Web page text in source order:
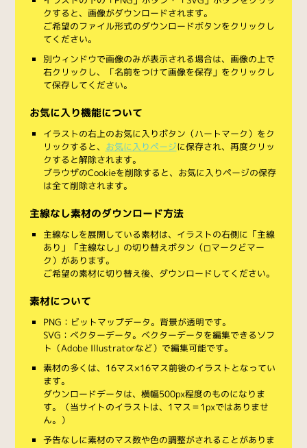
クすると、画像がダウンロードされます。
ご希望のファイル形式のダウンロードボタンをクリックし
てください。
別ウィンドウで画像のみが表示される場合は、画像の上で
右クリックし、「名前をつけて画像を保存」をクリックし
て保存してください。
お気に入り機能について
イラストの右上のお気に入りボタン（ハートマーク）をク
リックすると、 お気に入りページに保存され、再度クリッ
クすると解除されます。
ブラウザのCookieを削除すると、お気に入りページの保存
は全て削除されます。
主線なし素材のダウンロード方法
主線なしを展開している素材は、イラストの右側に「主線
あり」「主線なし」の切り替えボタン（◻︎マークと◼︎マー
ク）があります。
ご希望の素材に切り替え後、ダウンロードしてください。
素材について
PNG：ビットマップデータ。背景が透明です。
SVG：ベクターデータ。ベクターデータを編集できるソフ
ト（Adobe Illustratorなど）で編集可能です。
素材の多くは、16マス×16マス前後のイラストとなってい
ます。
ダウンロードデータは、横幅500px程度のものになりま
す。（当サイトのイラストは、1マス＝1pxではありませ
ん。）
予告なしに素材のマス数や色の調整がされることがありま